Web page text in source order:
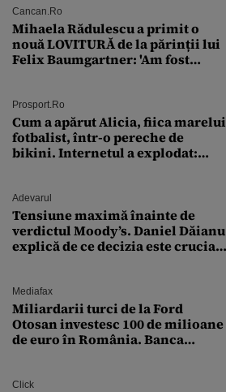
Cancan.ro
Mihaela Rădulescu a primit o
nouă LOVITURĂ de la părinții lui
Felix Baumgartner: 'Am fost
Prosport.ro
Cum a apărut Alicia, fiica marelui
fotbalist, într-o pereche de
bikini. Internetul a explodat:
Adevarul
Tensiune maximă înainte de
verdictul Moody’s. Daniel Dăianu
explică de ce decizia este crucială
Mediafax
Miliardarii turci de la Ford
Otosan investesc 100 de milioane
de euro în România. Banca
Click